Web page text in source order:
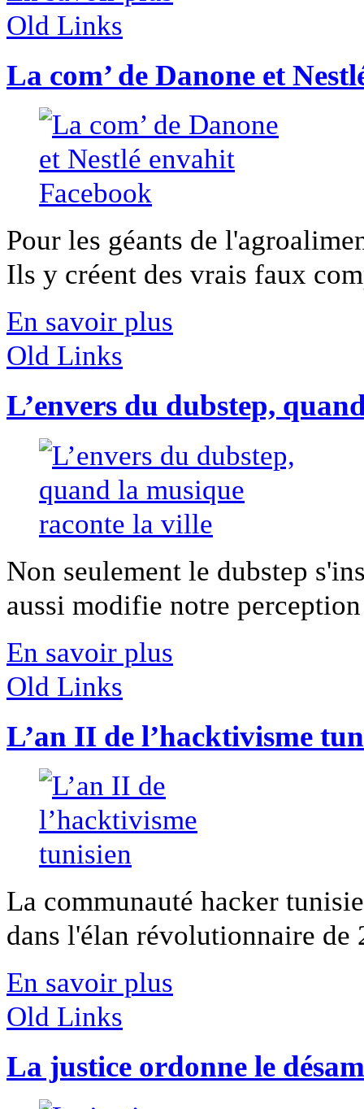
Old Links
La com’ de Danone et
Pour les géants de
Ils y créent des vrais faux
En savoir plus
Old Links
L’envers du dubstep,
Non seulement le dubstep
aussi modifie notre
En savoir plus
Old Links
L’an II de l’hacktivisme
La communauté hacker
dans l'élan révolutionnaire de
En savoir plus
Old Links
La justice ordonne le